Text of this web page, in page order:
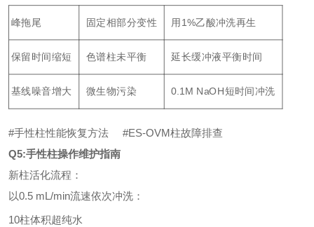
峰拖尾 固定相部分变性 用1%乙酸冲洗再生
保留时间缩短 色谱柱未平衡 延长缓冲液平衡时间
基线噪音增大 微生物污染 0.1M NaOH短时间冲洗
#手性柱性能恢复方法 #ES-OVM柱故障排查
Q5:手性柱操作维护指南
新柱活化流程：
以0.5 mL/min流速依次冲洗：
10柱体积超纯水